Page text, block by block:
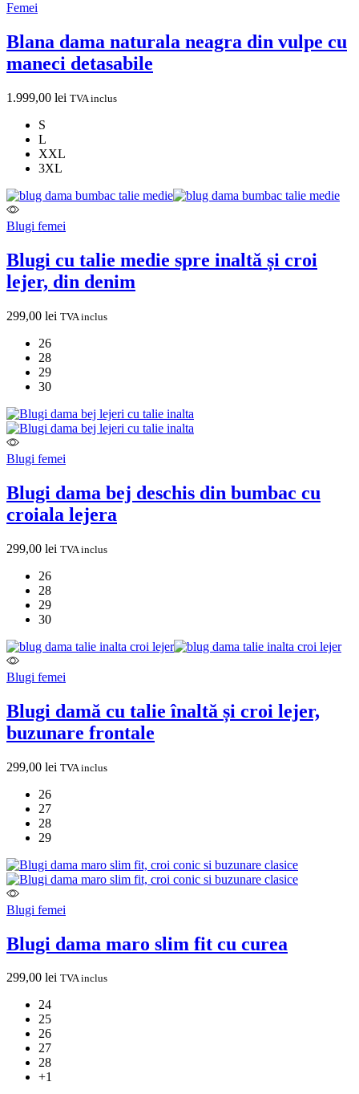
Femei
Blana dama naturala neagra din vulpe cu
maneci detasabile
1.999,00 lei TVA inclus
S
L
XXL
3XL
Blugi femei
Blugi cu talie medie spre inaltă și croi
lejer, din denim
299,00 lei TVA inclus
26
28
29
30
Blugi femei
Blugi dama bej deschis din bumbac cu
croiala lejera
299,00 lei TVA inclus
26
28
29
30
Blugi femei
Blugi damă cu talie înaltă și croi lejer,
buzunare frontale
299,00 lei TVA inclus
26
27
28
29
Blugi femei
Blugi dama maro slim fit cu curea
299,00 lei TVA inclus
24
25
26
27
28
+1